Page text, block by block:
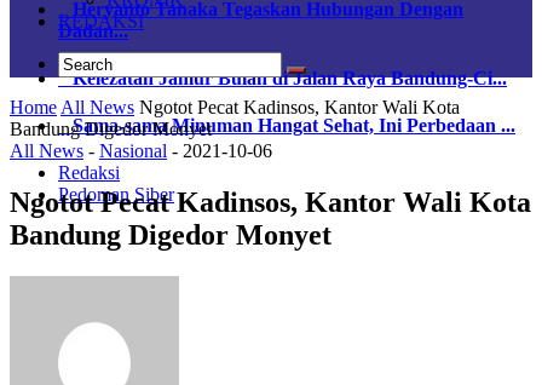
Heryanto Tanaka Tegaskan Hubungan Dengan
Dadan...
Kelezatan Jamur Bulan di Jalan Raya Bandung-Ci...
Sama-sama Minuman Hangat Sehat, Ini Perbedaan ...
Redaksi
Pedoman Siber
REDAKSI
Home All News Ngotot Pecat Kadinsos, Kantor Wali Kota
Bandung Digedor Monyet
All News - Nasional - 2021-10-06
Ngotot Pecat Kadinsos, Kantor Wali Kota
Bandung Digedor Monyet